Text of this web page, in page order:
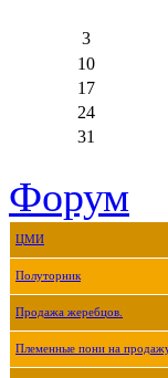
3
10
17
24
31
Форум
ЦМИ
Полуторник
Продажа жеребцов.
Племенные пони на